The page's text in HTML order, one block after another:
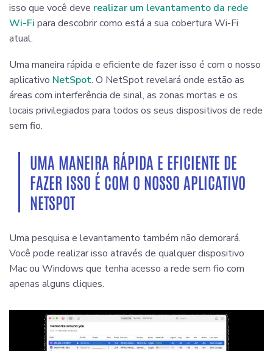
isso que você deve realizar um levantamento da rede
Wi-Fi para descobrir como está a sua cobertura Wi-Fi
atual.
Uma maneira rápida e eficiente de fazer isso é com o nosso
aplicativo NetSpot. O NetSpot revelará onde estão as
áreas com interferência de sinal, as zonas mortas e os
locais privilegiados para todos os seus dispositivos de rede
sem fio.
UMA MANEIRA RÁPIDA E EFICIENTE DE
FAZER ISSO É COM O NOSSO APLICATIVO
NETSPOT
Uma pesquisa e levantamento também não demorará.
Você pode realizar isso através de qualquer dispositivo
Mac ou Windows que tenha acesso a rede sem fio com
apenas alguns cliques.